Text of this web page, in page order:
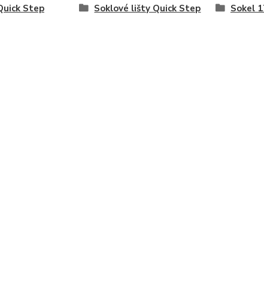
Step Soklové lišty Quick Step Sokel